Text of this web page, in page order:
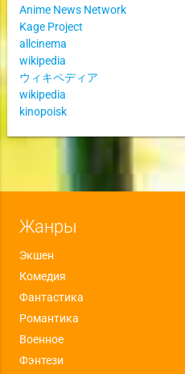
Anime News Network
Kage Project
allcinema
wikipedia
ウィキペディア
wikipedia
kinopoisk
Жанры
Экшен
Комедия
Фантастика
Романтика
Военное
Фэнтези